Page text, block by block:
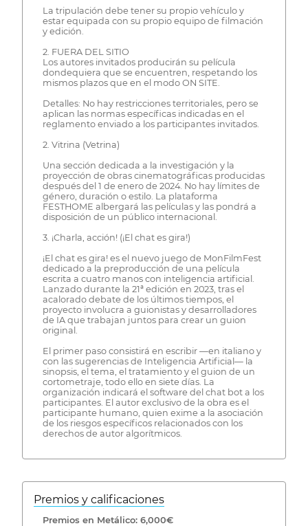
La tripulación debe tener su propio vehículo y
estar equipada con su propio equipo de filmación
y edición.
2. FUERA DEL SITIO
Los autores invitados producirán su película
dondequiera que se encuentren, respetando los
mismos plazos que en el modo ON SITE.
Detalles: No hay restricciones territoriales, pero se
aplican las normas específicas indicadas en el
reglamento enviado a los participantes invitados.
2. Vitrina (Vetrina)
Una sección dedicada a la investigación y la
proyección de obras cinematográficas producidas
después del 1 de enero de 2024. No hay límites de
género, duración o estilo. La plataforma
FESTHOME albergará las películas y las pondrá a
disposición de un público internacional.
3. ¡Charla, acción! (¡El chat es gira!)
¡El chat es gira! es el nuevo juego de MonFilmFest
dedicado a la preproducción de una película
escrita a cuatro manos con inteligencia artificial.
Lanzado durante la 21ª edición en 2023, tras el
acalorado debate de los últimos tiempos, el
proyecto involucra a guionistas y desarrolladores
de IA que trabajan juntos para crear un guion
original.
El primer paso consistirá en escribir —en italiano y
con las sugerencias de Inteligencia Artificial— la
sinopsis, el tema, el tratamiento y el guion de un
cortometraje, todo ello en siete días. La
organización indicará el software del chat bot a los
participantes. El autor exclusivo de la obra es el
participante humano, quien exime a la asociación
de los riesgos específicos relacionados con los
derechos de autor algorítmicos.
Premios y calificaciones
Premios en Metálico: 6,000€